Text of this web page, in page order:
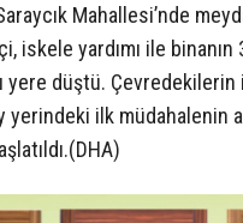
Mahallesi’nde
iskele yardımı ile binanın
düştü. Çevredekilerin
yerindeki ilk müdahalenin